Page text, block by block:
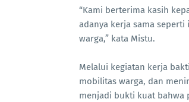
“Kami berterima kasih
adanya kerja sama
warga,” kata Mistu.
Melalui kegiatan kerja
mobilitas warga, dan
menjadi bukti kuat bahwa